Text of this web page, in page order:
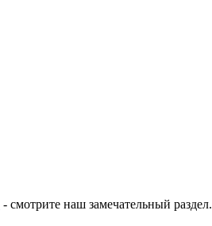
- смотрите наш замечательный раздел.